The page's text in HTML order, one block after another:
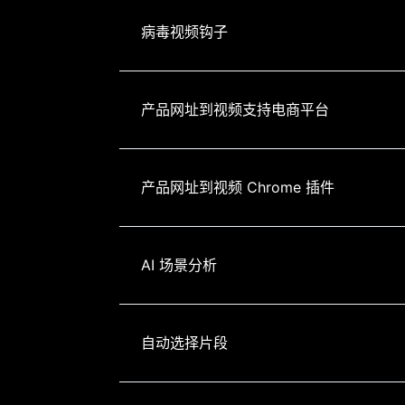
病毒视频钩子
产品网址到视频支持电商平台
产品网址到视频 Chrome 插件
AI 场景分析
自动选择片段